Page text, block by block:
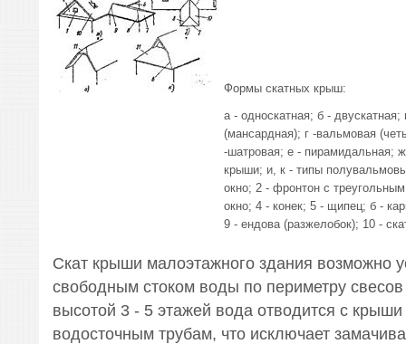
Формы скатных крыш:
а - односкатная; б -
(мансардная); г -вальмовая
-шатровая; е - пирамидальная;
крыши; и, к - типы
окно; 2 - фронтон с
окно; 4 - конек; 5 - щипец; б -
9 - ендова (разжелобок); 10 -
Скат крыши малоэтажного здания возможно
свободным стоком воды по периметру
высотой 3 - 5 этажей вода отводится с
водосточным трубам, что исключает